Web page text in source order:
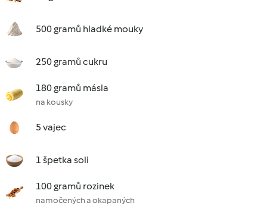
500 gramů hladké mouky
250 gramů cukru
180 gramů másla
na kousky
5 vajec
1 špetka soli
100 gramů rozinek
namočených a okapaných